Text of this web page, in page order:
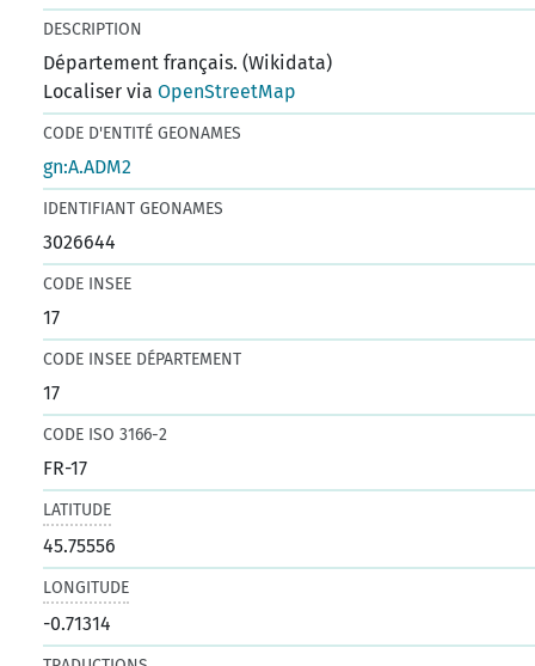
DESCRIPTION
Département français. (Wikidata)
Localiser viaOpenStreetMap
CODE D'ENTITÉ GEONAMES
gn:A.ADM2
IDENTIFIANT GEONAMES
3026644
CODE INSEE
17
CODE INSEE DÉPARTEMENT
17
CODE ISO 3166-2
FR-17
LATITUDE
45.75556
LONGITUDE
-0.71314